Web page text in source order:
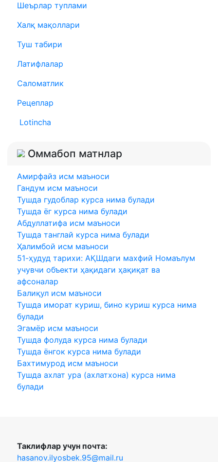
Шеърлар туплами
Халқ мақоллари
Туш табири
Латифлалар
Саломатлик
Рецеплар
Lotincha
Оммабоп матнлар
Амирфайз исм маъноси
Гандум исм маъноси
Тушда гудоблар курса нима булади
Тушда ёг курса нима булади
Абдуллатифа исм маъноси
Тушда танглай курса нима булади
Ҳалимбой исм маъноси
51-ҳудуд тарихи: АҚШдаги махфий Номаълум
учувчи объекти ҳақидаги ҳақиқат ва
афсоналар
Балиқул исм маъноси
Тушда иморат куриш, бино куриш курса нима
булади
Эгамёр исм маъноси
Тушда фолуда курса нима булади
Тушда ёнгок курса нима булади
Бахтимурод исм маъноси
Тушда ахлат ура (ахлатхона) курса нима
булади
Таклифлар учун почта:
hasanov.ilyosbek.95@mail.ru